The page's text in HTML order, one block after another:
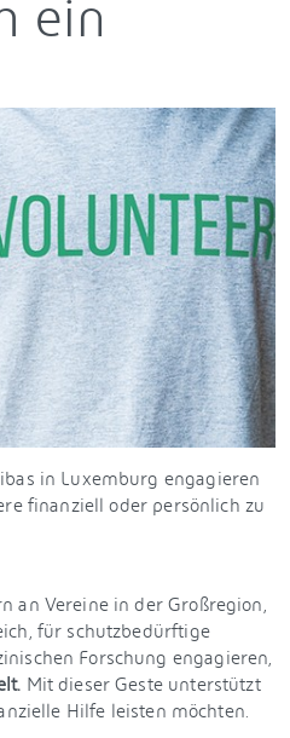
ein
in Luxemburg engagieren
finanziell oder persönlich zu
an Vereine in der Großregion,
für schutzbedürftige
Forschung engagieren,
Mit dieser Geste unterstützt
Hilfe leisten möchten.